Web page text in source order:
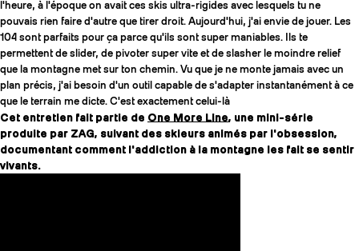
l'heure, à l'époque on avait ces skis ultra-rigides avec lesquels tu ne
pouvais rien faire d'autre que tirer droit. Aujourd'hui, j'ai envie de jouer. Les
104 sont parfaits pour ça parce qu'ils sont super maniables. Ils te
permettent de slider, de pivoter super vite et de slasher le moindre relief
que la montagne met sur ton chemin. Vu que je ne monte jamais avec un
plan précis, j'ai besoin d'un outil capable de s'adapter instantanément à ce
que le terrain me dicte. C'est exactement celui-là
Cet entretien fait partie de One More Line, une mini-série
produite par ZAG, suivant des skieurs animés par l'obsession,
documentant comment l'addiction à la montagne les fait se sentir
vivants.